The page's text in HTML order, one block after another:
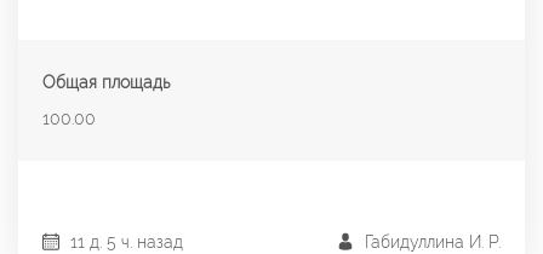
Общая площадь
100.00
Габидуллина И. Р.
11 д. 5 ч. назад